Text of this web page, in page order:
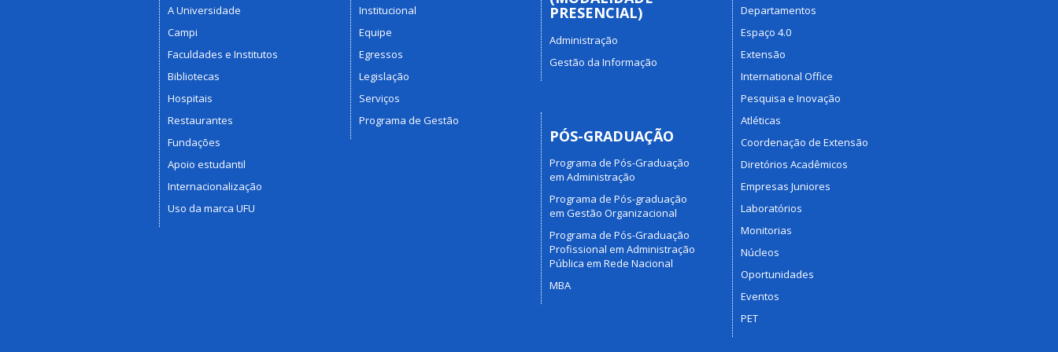
A Universidade
Campi
Faculdades e Institutos
Bibliotecas
Hospitais
Restaurantes
Fundações
Apoio estudantil
Internacionalização
Uso da marca UFU
Institucional
Equipe
Egressos
Legislação
Serviços
Programa de Gestão
PRESENCIAL)
Administração
Gestão da Informação
PÓS-GRADUAÇÃO
Programa de Pós-Graduação
em Administração
Programa de Pós-graduação
em Gestão Organizacional
Programa de Pós-Graduação
Profissional em Administração
Pública em Rede Nacional
MBA
Departamentos
Espaço 4.0
Extensão
International Office
Pesquisa e Inovação
Atléticas
Coordenação de Extensão
Diretórios Acadêmicos
Empresas Juniores
Laboratórios
Monitorias
Núcleos
Oportunidades
Eventos
PET